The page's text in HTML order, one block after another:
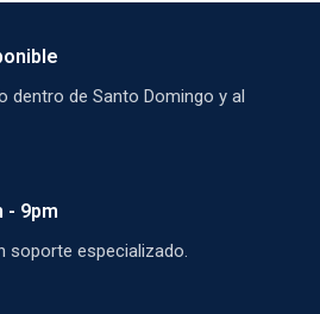
dentro de Santo Domingo y al
- 9pm
soporte especializado.